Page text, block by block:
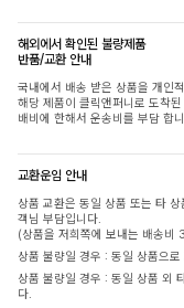
해외에서 확인된 불량제품
반품/교환 안내
국내에서 배송 받은 상품을 개인
해당 제품이 클릭앤퍼니로 도착
배비에 한해서 운송비를 부담 합
교환운임 안내
상품 교환은 동일 상품 또는 타
객님 부담입니다.
(상품을 저희쪽에 보내는 배송
상품 불량일 경우 : 동일 상품으
상품 불량일 경우 : 동일 상품 외
다.